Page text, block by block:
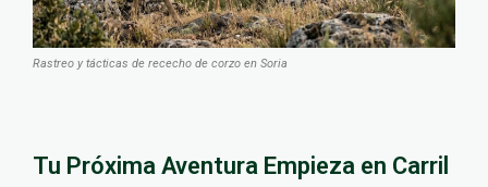
Rastreo y tácticas de rececho de corzo en Soria
Tu Próxima Aventura Empieza en Carril